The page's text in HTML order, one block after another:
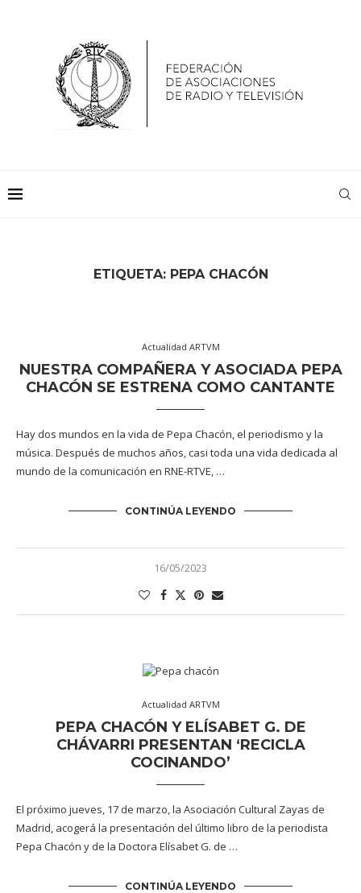
ETIQUETA: PEPA CHACÓN
Actualidad ARTVM
NUESTRA COMPAÑERA Y ASOCIADA PEPA
CHACÓN SE ESTRENA COMO CANTANTE
Hay dos mundos en la vida de Pepa Chacón, el periodismo y la
música. Después de muchos años, casi toda una vida dedicada al
mundo de la comunicación en RNE-RTVE, …
CONTINÚA LEYENDO
16/05/2023
Actualidad ARTVM
PEPA CHACÓN Y ELÍSABET G. DE
CHÁVARRI PRESENTAN ‘RECICLA
COCINANDO’
El próximo jueves, 17 de marzo, la Asociación Cultural Zayas de
Madrid, acogerá la presentación del último libro de la periodista
Pepa Chacón y de la Doctora Elísabet G. de …
CONTINÚA LEYENDO